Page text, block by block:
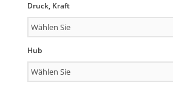
Druck, Kraft
Hub